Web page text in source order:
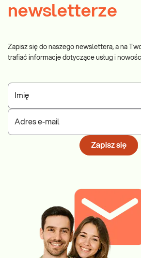
newsletterze
Zapisz się do naszego newslettera, a na
trafiać informacje dotyczące usług i
Imię
Adres e-mail
Zapisz się